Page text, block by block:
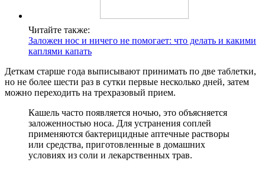
Читайте также:
Заложен нос и ничего не помогает: что делать и какими
каплями капать
Деткам старше года выписывают принимать по две таблетки,
но не более шести раз в сутки первые несколько дней, затем
можно переходить на трехразовый прием.
Кашель часто появляется ночью, это объясняется
заложенностью носа. Для устранения соплей
применяются бактерицидные аптечные растворы
или средства, приготовленные в домашних
условиях из соли и лекарственных трав.